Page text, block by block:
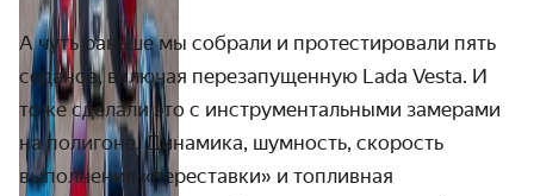
А чуть раньше мы собрали и протестировали пять
седанов, включая перезапущенную Lada Vesta. И
тоже сделали это с инструментальными замерами
на полигоне. Динамика, шумность, скорость
выполнения «переставки» и топливная